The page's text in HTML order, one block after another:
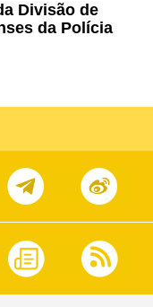
Divisão de
da Polícia